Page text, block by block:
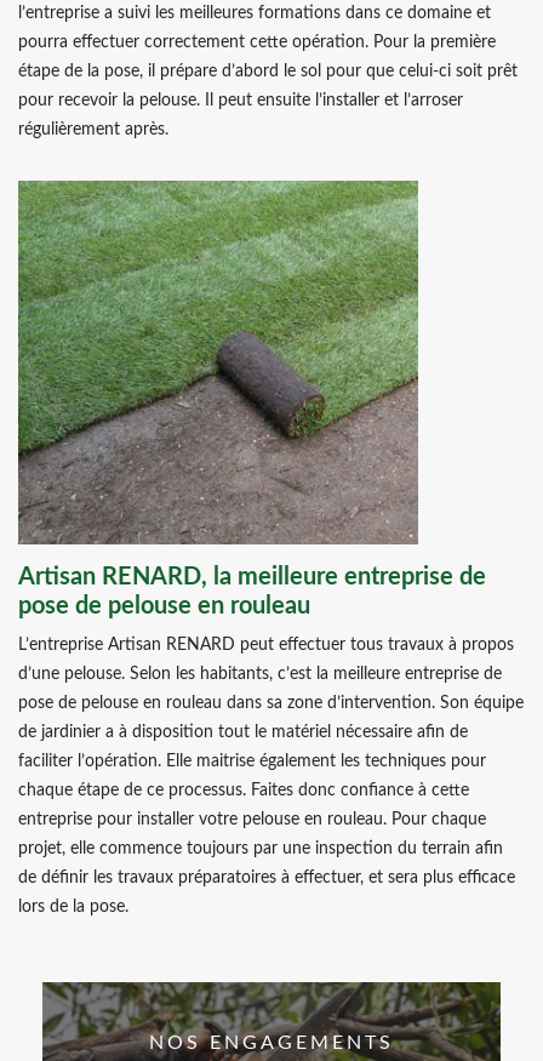
l’entreprise a suivi les meilleures formations dans ce domaine et
pourra effectuer correctement cette opération. Pour la première
étape de la pose, il prépare d’abord le sol pour que celui-ci soit prêt
pour recevoir la pelouse. Il peut ensuite l’installer et l’arroser
régulièrement après.
Artisan RENARD, la meilleure entreprise de
pose de pelouse en rouleau
L’entreprise Artisan RENARD peut effectuer tous travaux à propos
d’une pelouse. Selon les habitants, c’est la meilleure entreprise de
pose de pelouse en rouleau dans sa zone d’intervention. Son équipe
de jardinier a à disposition tout le matériel nécessaire afin de
faciliter l’opération. Elle maitrise également les techniques pour
chaque étape de ce processus. Faites donc confiance à cette
entreprise pour installer votre pelouse en rouleau. Pour chaque
projet, elle commence toujours par une inspection du terrain afin
de définir les travaux préparatoires à effectuer, et sera plus efficace
lors de la pose.
NOS ENGAGEMENTS